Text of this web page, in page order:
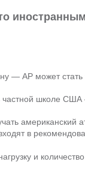
— AP может
частной школе США
американский
в
и